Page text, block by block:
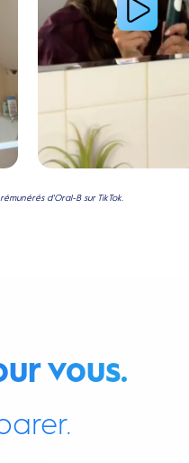
d'Oral-B sur TikTok.
vous.